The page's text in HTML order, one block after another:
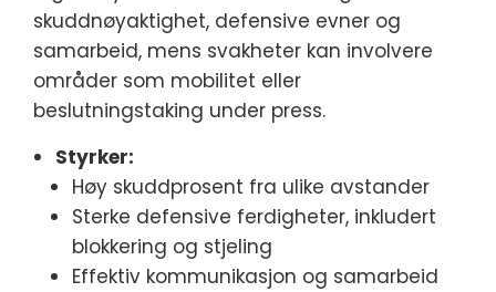
skuddnøyaktighet, defensive evner og
samarbeid, mens svakheter kan involvere
områder som mobilitet eller
beslutningstaking under press.
Styrker:
Høy skuddprosent fra ulike avstander
Sterke defensive ferdigheter, inkludert
blokkering og stjeling
Effektiv kommunikasjon og samarbeid